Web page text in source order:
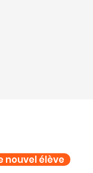
nouvel élève